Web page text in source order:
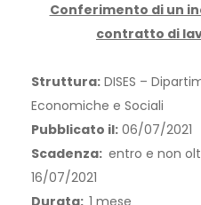
Conferimento di un
contratto di
Struttura: DISES –
Economiche e Sociali
Pubblicato il: 06/07/2021
Scadenza: entro e non
16/07/2021